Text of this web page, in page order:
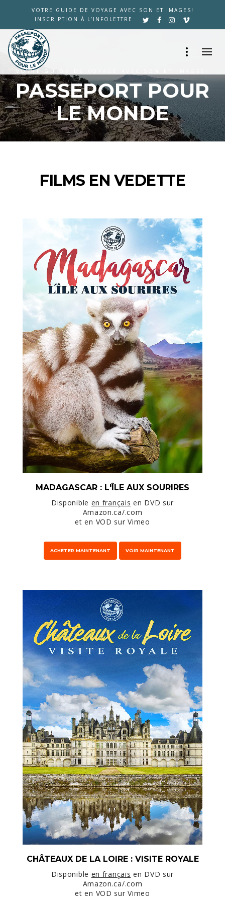
VOTRE GUIDE DE VOYAGE AVEC SON ET IMAGES!
INSCRIPTION À L’INFOLETTRE
VOTRE GUIDE DE VOYAGE AVEC SON ET IMAGES!
PASSEPORT POUR
LE MONDE
FILMS EN VEDETTE
MADAGASCAR : L'ÎLE AUX SOURIRES
Disponible en français en DVD sur
Amazon.ca/.com
et en VOD sur Vimeo
ACHETER MAINTENANT VOIR MAINTENANT
CHÂTEAUX DE LA LOIRE : VISITE ROYALE
Disponible en français en DVD sur
Amazon.ca/.com
et en VOD sur Vimeo